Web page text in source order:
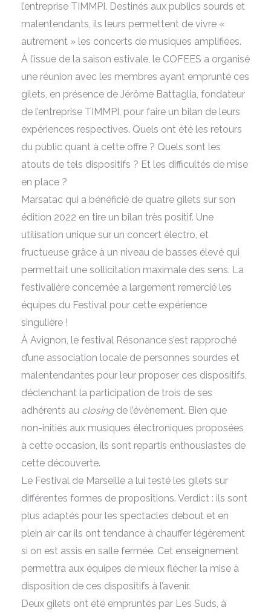
l’entreprise TIMMPI. Destinés aux publics sourds et
malentendants, ils leurs permettent de vivre «
autrement » les concerts de musiques amplifiées.
À l’issue de la saison estivale, le COFEES a organisé
une réunion avec les membres ayant emprunté ces
gilets, en présence de Jérôme Battaglia, fondateur
de l’entreprise TIMMPI, pour faire un bilan de leurs
expériences respectives. Quels ont été les retours
du public quant à cette offre ? Quels sont les
atouts de tels dispositifs ? Et les difficultés de mise
en place ?
Marsatac qui a bénéficié de quatre gilets sur son
édition 2022 en tire un bilan très positif. Une
utilisation unique sur un concert électro, et
fructueuse grâce à un niveau de basses élevé qui
permettait une sollicitation maximale des sens. La
festivalière concernée a largement remercié les
équipes du Festival pour cette expérience
singulière !
À Avignon, le festival Résonance s’est rapproché
d’une association locale de personnes sourdes et
malentendantes pour leur proposer ces dispositifs,
déclenchant la participation de trois de ses
adhérents au closingde l’évènement. Bien que
non-initiés aux musiques électroniques proposées
à cette occasion, ils sont repartis enthousiastes de
cette découverte.
Le Festival de Marseille a lui testé les gilets sur
différentes formes de propositions. Verdict : ils sont
plus adaptés pour les spectacles debout et en
plein air car ils ont tendance à chauffer légèrement
si on est assis en salle fermée. Cet enseignement
permettra aux équipes de mieux flécher la mise à
disposition de ces dispositifs à l’avenir.
Deux gilets ont été empruntés par Les Suds, à